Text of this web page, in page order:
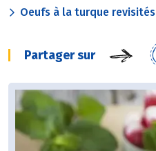
Oeufs à la turque revisités
Partager sur